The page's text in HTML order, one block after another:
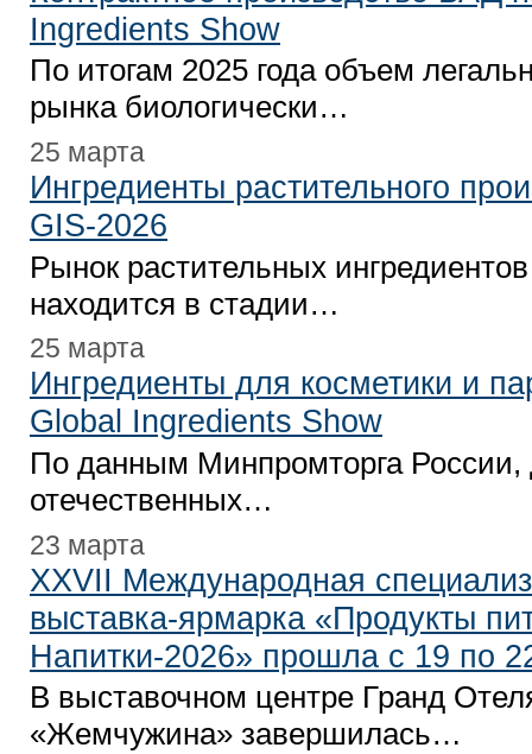
Ingredients Show
По итогам 2025 года объем
рынка биологически…
25 марта
Ингредиенты растительного
GIS-2026
Рынок растительных ингредиентов
находится в стадии…
25 марта
Ингредиенты для косметики и
Global Ingredients Show
По данным Минпромторга России,
отечественных…
23 марта
XXVII Международная
выставка-ярмарка «Продукты
Напитки-2026» прошла с 19 по
В выставочном центре Гранд
«Жемчужина» завершилась…